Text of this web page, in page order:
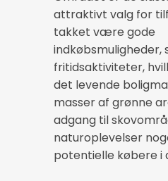
attraktivt valg for
takket være gode
indkøbsmuligheder,
fritidsaktiviteter,
det levende
masser af grønne
adgang til
naturoplevelser
potentielle købere